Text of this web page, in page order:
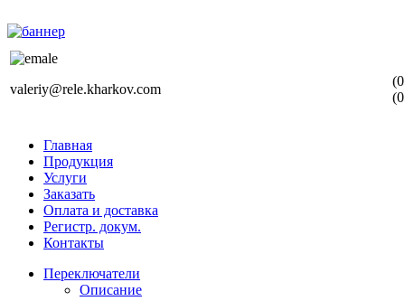
valeriy@rele.kharkov.com
Главная
Продукция
Услуги
Заказать
Оплата и доставка
Регистр. докум.
Контакты
Переключатели
Описание